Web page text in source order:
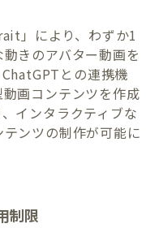
」により、わずか1
きのアバター動画を
との連携機
画コンテンツを作成
インタラクティブな
ンツの制作が可能に
制限